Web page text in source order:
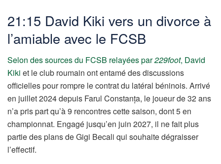
21:15 David Kiki vers un divorce à
l’amiable avec le FCSB
Selon des sources du FCSB relayées par229foot, David
Kiki et le club roumain ont entamé des discussions
officielles pour rompre le contrat du latéral béninois. Arrivé
en juillet 2024 depuis Farul Constanța, le joueur de 32 ans
n’a pris part qu’à 9 rencontres cette saison, dont 5 en
championnat. Engagé jusqu’en juin 2027, il ne fait plus
partie des plans de Gigi Becali qui souhaite dégraisser
l’effectif.